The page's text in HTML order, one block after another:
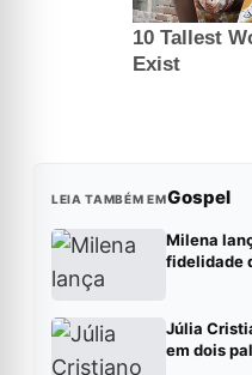
LEIA TAMBÉM EMGospel
Milena
fidelidade
Júlia
em dois